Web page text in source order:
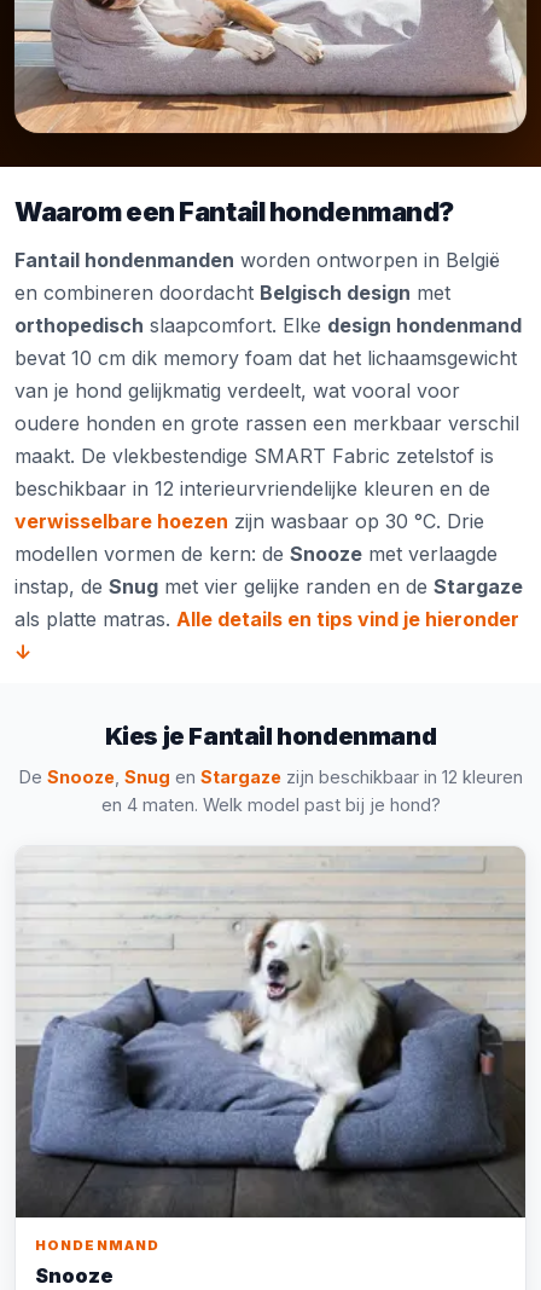
Waarom een Fantail hondenmand?
Fantail hondenmanden worden ontworpen in België
en combineren doordacht Belgisch design met
orthopedisch slaapcomfort. Elke design hondenmand
bevat 10 cm dik memory foam dat het lichaamsgewicht
van je hond gelijkmatig verdeelt, wat vooral voor
oudere honden en grote rassen een merkbaar verschil
maakt. De vlekbestendige SMART Fabric zetelstof is
beschikbaar in 12 interieurvriendelijke kleuren en de
verwisselbare hoezen zijn wasbaar op 30 °C. Drie
modellen vormen de kern: de Snooze met verlaagde
instap, de Snug met vier gelijke randen en de Stargaze
als platte matras. Alle details en tips vind je hieronder
↓
Kies je Fantail hondenmand
De Snooze, Snug en Stargazezijn beschikbaar in 12 kleuren
en 4 maten. Welk model past bij je hond?
HONDENMAND
Snooze